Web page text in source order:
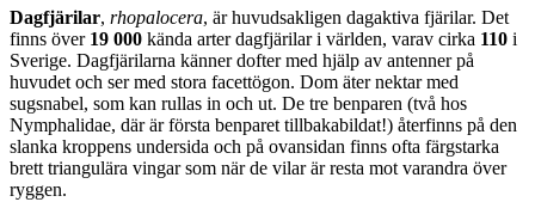
Dagfjärilar, rhopalocera, är huvudsakligen dagaktiva fjärilar. Det
finns över 19 000 kända arter dagfjärilar i världen, varav cirka 110 i
Sverige. Dagfjärilarna känner dofter med hjälp av antenner på
huvudet och ser med stora facettögon. Dom äter nektar med
sugsnabel, som kan rullas in och ut. De tre benparen (två hos
Nymphalidae, där är första benparet tillbakabildat!) återfinns på den
slanka kroppens undersida och på ovansidan finns ofta färgstarka
brett triangulära vingar som när de vilar är resta mot varandra över
ryggen.